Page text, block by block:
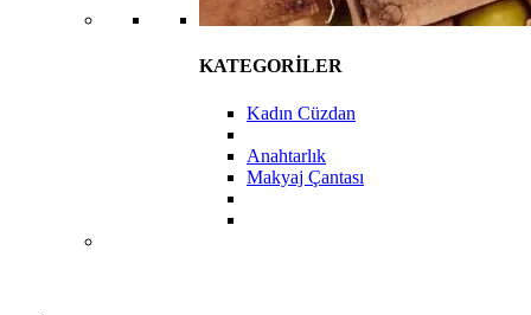
KATEGORİLER
Kadın Cüzdan
Anahtarlık
Makyaj Çantası